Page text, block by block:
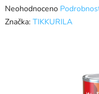
Průměrné
hodnocení
Neohodnoceno
Značka: TIKKURILA